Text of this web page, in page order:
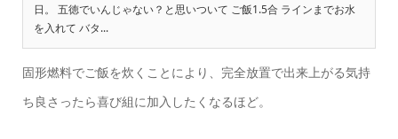
日。 五徳でいんじゃない？と思いついて ご飯1.5合 ラインまでお水
を入れて バタ...
固形燃料でご飯を炊くことにより、完全放置で出来上がる気持
ち良さったら喜び組に加入したくなるほど。